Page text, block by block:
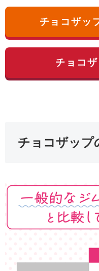
チョコザッ
チョコ
チョコザップ